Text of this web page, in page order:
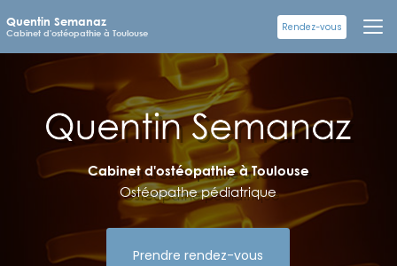
au
principal
Quentin Semanaz
Cabinet d'ostéopathie à Toulouse
Rendez-vous
Cabinet d'ostéopathie à Toulouse
Ostéopathe pédiatrique
Prendre rendez-vous